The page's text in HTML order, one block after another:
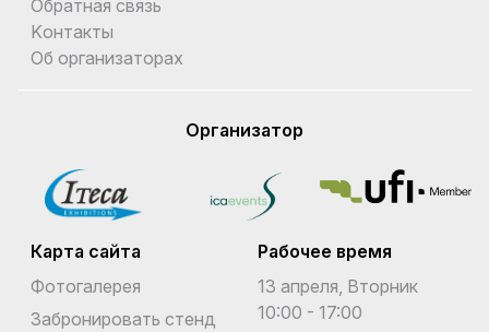
Обратная связь
Kонтакты
Об организаторах
Организатор
Карта сайта
Фотогалерея
Забронировать стенд
Рабочее время
13 апреля, Вторник
10:00 - 17:00